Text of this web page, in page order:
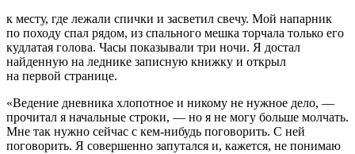
к месту, где лежали спички и засветил свечу. Мой напарник
по походу спал рядом, из спального мешка торчала только его
кудлатая голова. Часы показывали три ночи. Я достал
найденную на леднике записную книжку и открыл
на первой странице.
«Ведение дневника хлопотное и никому не нужное дело, —
прочитал я начальные строки, — но я не могу больше молчать.
Мне так нужно сейчас с кем-нибудь поговорить. С ней
поговорить. Я совершенно запутался и, кажется, не понимаю